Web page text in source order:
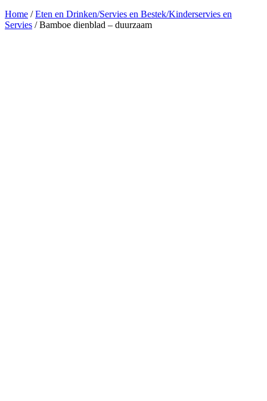
Home /Eten en Drinken/Servies en Bestek/Kinderservies en
Servies / Bamboe dienblad – duurzaam